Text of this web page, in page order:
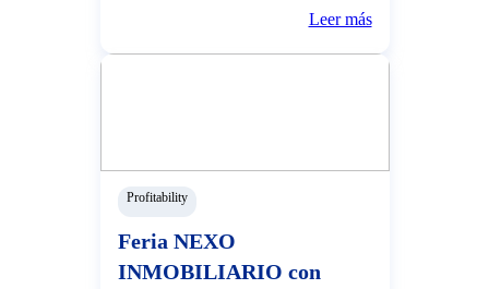
resolver tus consultas por Whatsapp con
Leer más
Profitability
Feria NEXO
INMOBILIARIO con